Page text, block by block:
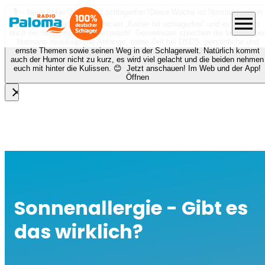
🎙️✨ Neue Folge „Keiner ist schlagerfrei“!
Diese Woche ist Norman Langen
bei Nora zu Gast beim Podcast „Keiner ist schlagerfrei“ und es erwartet
euch ein richtig schönes Gespräch! Gemeinsam sprechen die beiden über
Normans musikalische Anfänge, seine Zeit bei DSDS, persönliche und
ernste Themen sowie seinen Weg in der Schlagerwelt. Natürlich kommt
auch der Humor nicht zu kurz, es wird viel gelacht und die beiden nehmen
euch mit hinter die Kulissen. 😊 Jetzt anschauen! Im Web und der App!
Öffnen
close
menu
Sonnenallergie - Gibt es
das wirklich?